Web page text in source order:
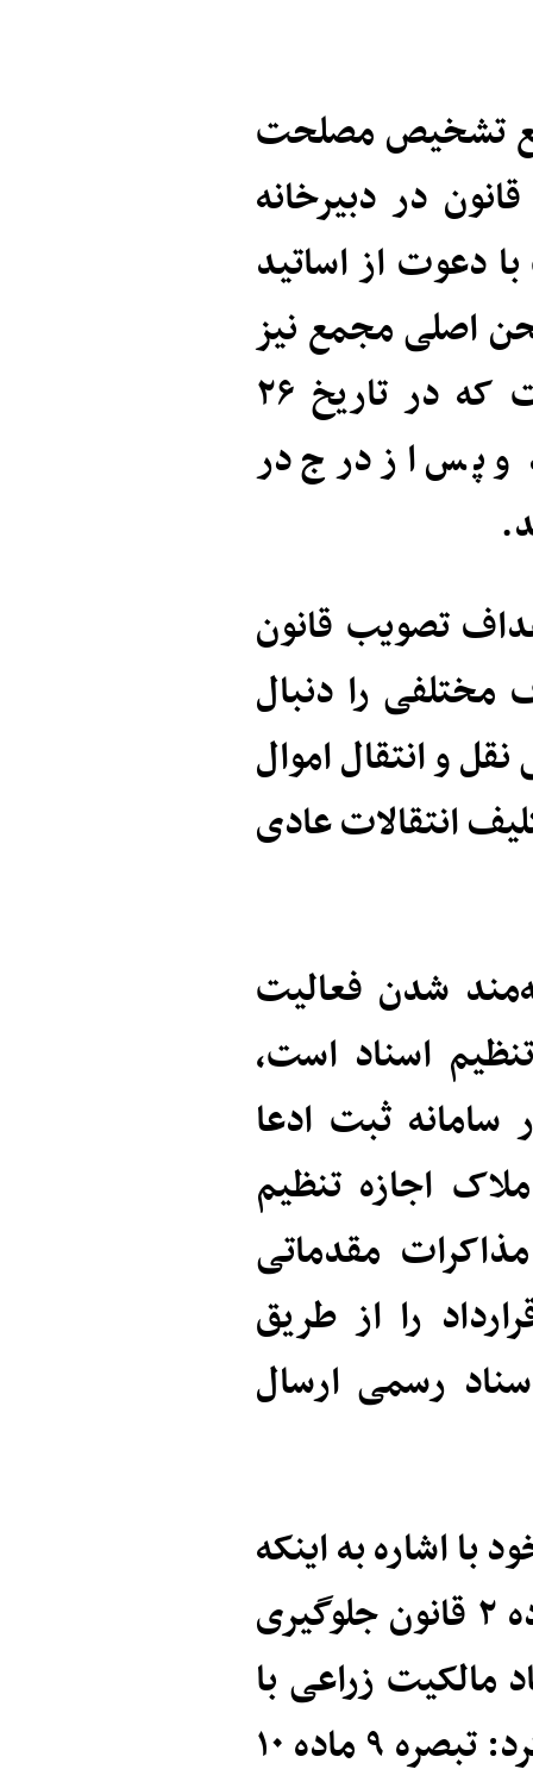
تشخیص مصلحت
قانون در دبیرخانه
از اساتید
اصلی مجمع نیز
۱۲ جلسه به بررسی قانون اختصاص یافت که در تاریخ ۲۶
و پس از درج در
تصویب قانون
مختلفی را دنبال
و انتقال اموال
انتقالات عادی
شدن فعالیت
اسناد است،
ثبت ادعا
املاک اجازه تنظیم
مقدماتی
را از طریق
رسمی ارسال
اشاره به اینکه
تا پیش از این با توجه به حدنصاب‌های ماده ۲ قانون جلوگیری
مالکیت زراعی با
مساحت پایین با مانع مواجه بود، تصریح کرد: تبصره ۹ ماده ۱۰